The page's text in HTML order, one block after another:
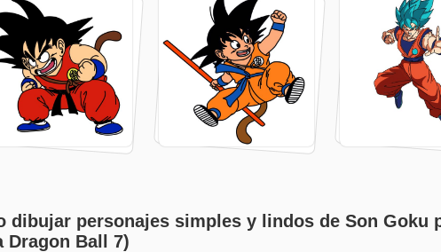
dibujar personajes simples y lindos de Son Goku
Dragon Ball 7)